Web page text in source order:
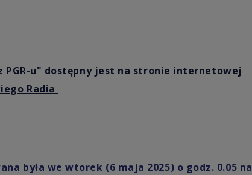
PGR-u" dostępny jest na stronie internetowej
Radia
była we wtorek (6 maja 2025) o godz. 0.05 na